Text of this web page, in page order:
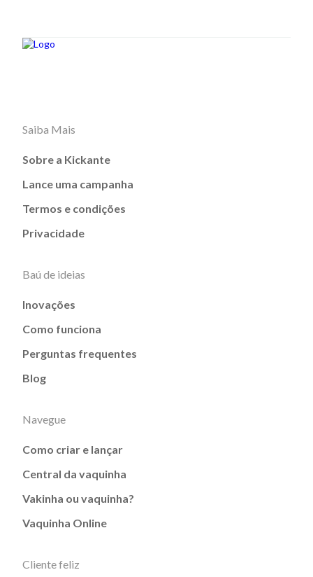
Saiba Mais
Sobre a Kickante
Lance uma campanha
Termos e condições
Privacidade
Baú de ideias
Inovações
Como funciona
Perguntas frequentes
Blog
Navegue
Como criar e lançar
Central da vaquinha
Vakinha ou vaquinha?
Vaquinha Online
Cliente feliz